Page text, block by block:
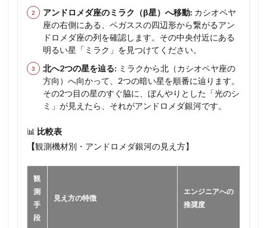
アンドロメダ座のミラク（β星）へ移動: カシオペヤ
座の右側にある、ペガススの四辺形から繋がるアン
ドロメダ座の列を確認します。その中央付近にある
明るい星「ミラク」を見つけてください。
北へ2つの星を辿る: ミラクから北（カシオペヤ座の
方向）へ向かって、2つの暗い星を順番に辿ります。
その2つ目の星のすぐ脇に、ぼんやりとした「光のシ
ミ」が見えたら、それがアンドロメダ銀河です。
📊 比較表
【観測機材別・アンドロメダ銀河の見え方】
観
測
手
段
見え方の特徴
エンジニアへの
推奨度